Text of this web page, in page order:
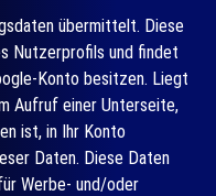
übermittelt. Diese
Nutzerprofils und findet
Konto besitzen. Liegt
Aufruf einer Unterseite,
ist, in Ihr Konto
Daten. Diese Daten
Werbe- und/oder